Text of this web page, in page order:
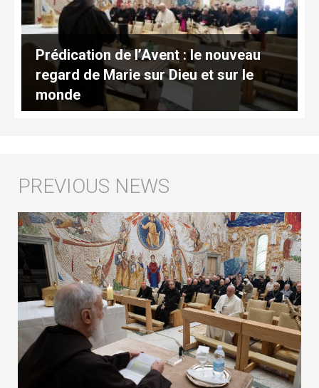
Prédication de l’Avent : le nouveau
regard de Marie sur Dieu et sur le
monde